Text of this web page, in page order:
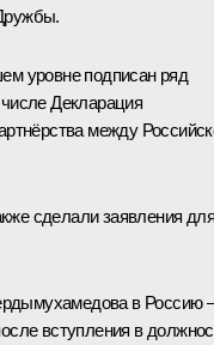
уровне подписан ряд
Декларация
между
сделализаявления для
в Россию
вступления в